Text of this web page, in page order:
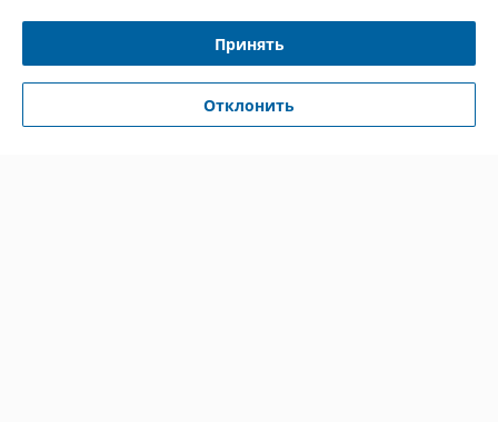
Полная версия сайта
Политика обработки cookies
Принять
Отклонить